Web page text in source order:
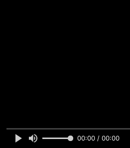
00:00 / 00:00